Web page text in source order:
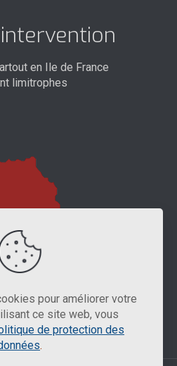
en Ile de France
limitrophes
pour améliorer votre
ce site web, vous
de protection des
.